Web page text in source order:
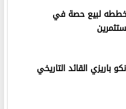
خططه لبيع حصة في
باريزي القائد التاريخي